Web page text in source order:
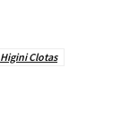
Higini Clotas